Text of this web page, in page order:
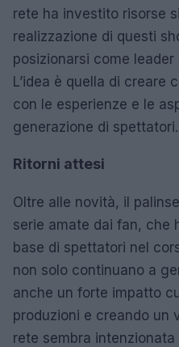
rete ha investito risorse
realizzazione di questi
posizionarsi come
L’idea è quella di creare
con le esperienze e le
generazione di spettatori.
Ritorni attesi
Oltre alle novità, il
serie amate dai fan, che
base di spettatori nel
non solo continuano a
anche un forte impatto
produzioni e creando un
rete sembra